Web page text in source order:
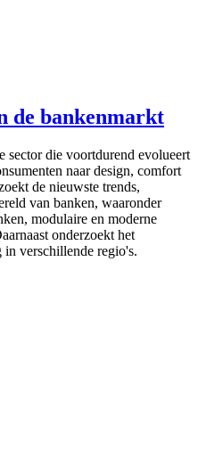
de bankenmarkt
sector die voortdurend evolueert
naar design, comfort
de nieuwste trends,
van banken, waaronder
modulaire en moderne
onderzoekt het
in verschillende regio's.